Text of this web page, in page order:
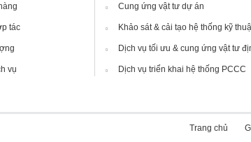
tác
vụ
Cung ứng vật tư dự án
Khảo sát & cải tạo hệ thống kỹ
Dịch vụ tối ưu & cung ứng vật tư
Dịch vụ triển khai hệ thống PCCC
Trang chủ